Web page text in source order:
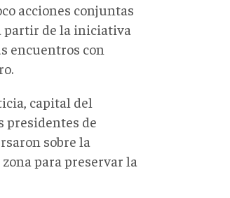
acciones conjuntas
partir de la iniciativa
encuentros con
capital del
presidentes de
sobre la
para preservar la